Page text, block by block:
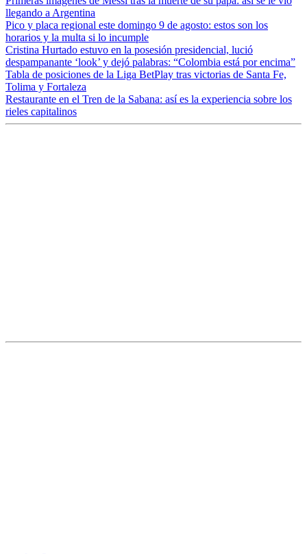
llegando a Argentina
Pico y placa regional este domingo 9 de agosto: estos son los
horarios y la multa si lo incumple
Cristina Hurtado estuvo en la posesión presidencial, lució
despampanante ‘look’ y dejó palabras: “Colombia está por encima”
Tabla de posiciones de la Liga BetPlay tras victorias de Santa Fe,
Tolima y Fortaleza
Restaurante en el Tren de la Sabana: así es la experiencia sobre los
rieles capitalinos